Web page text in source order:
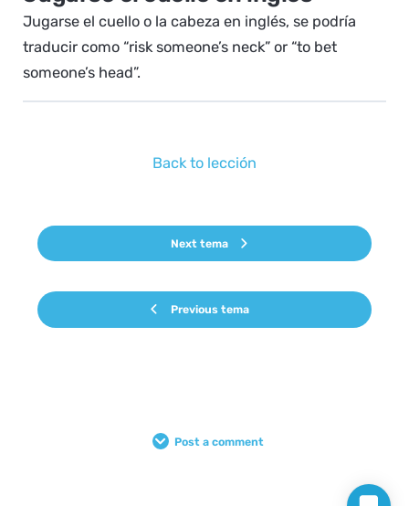
Jugarse el cuello o la cabeza en inglés, se podría
traducir como “risk someone’s neck” or “to bet
someone’s head”.
Previous tema
Back to lección
Next tema
Post a comment